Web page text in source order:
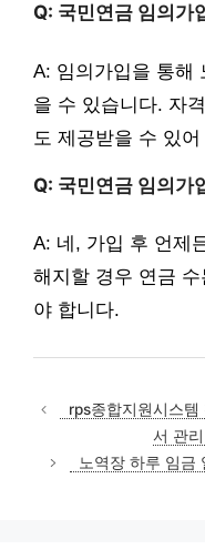
Q: 국민연금 임의가
A: 임의가입을 통해
을 수 있습니다. 자
도 제공받을 수 있
Q: 국민연금 임의가
A: 네, 가입 후 언제
해지할 경우 연금
야 합니다.
rps종합지원시스
서 관
노역장 하루 임금